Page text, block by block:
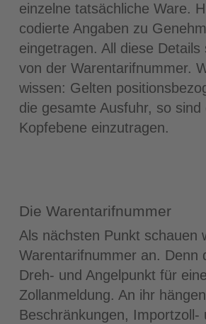
einzelne tatsächliche Ware.
codierte Angaben zu
eingetragen. All diese Details
von der Warentarifnummer.
wissen: Gelten
die gesamte Ausfuhr, so sind
Kopfebene einzutragen.
Die Warentarifnummer
Als nächsten Punkt schauen
Warentarifnummer an. Denn
Dreh- und Angelpunkt für eine
Zollanmeldung. An ihr
Beschränkungen, Importzoll-